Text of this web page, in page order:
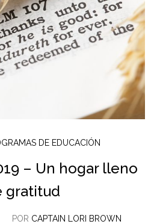
DE EDUCACIÓN
– Un hogar lleno
gratitud
POR CAPTAIN LORI BROWN